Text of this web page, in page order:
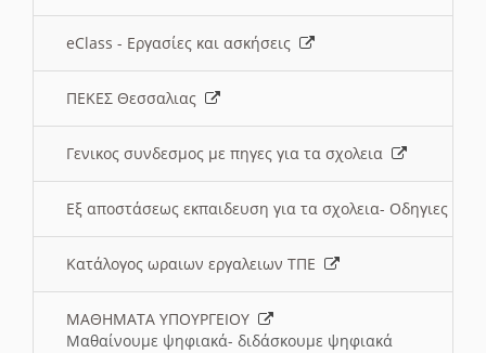
eClass - Εργασίες και ασκήσεις
ΠΕΚΕΣ Θεσσαλιας
Γενικος συνδεσμος με πηγες για τα σχολεια
Εξ αποστάσεως εκπαιδευση για τα σχολεια- Οδηγιες
Κατάλογος ωραιων εργαλειων ΤΠΕ
ΜΑΘΗΜΑΤΑ ΥΠΟΥΡΓΕΙΟΥ
Μαθαίνουμε ψηφιακά- διδάσκουμε ψηφιακά